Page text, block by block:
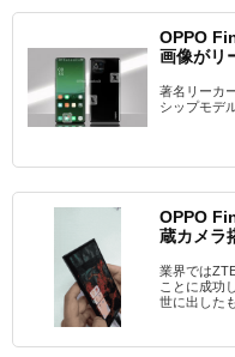
OPPO
画像がリ
著名リーカ
シップモデ
OPPO
蔵カメラ
業界では
ことに成功
世に出した